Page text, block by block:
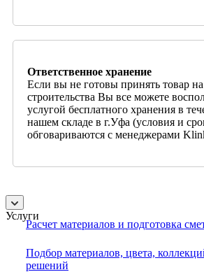
Ответственное хранение
Если вы не готовы принять товар на
строительства Вы все можете
услугой бесплатного хранения в
нашем складе в г.Уфа (условия и
обговариваются с менеджерами
Услуги
Расчет материалов и подготовка
Подбор материалов, цвета,
решений